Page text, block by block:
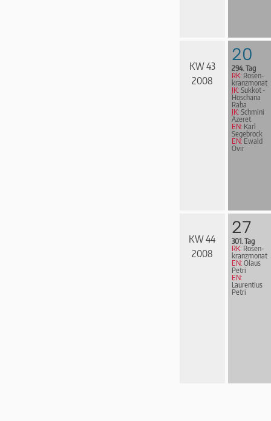
KW 43
2008
20
294. Tag
RK: Rosen­
kranz­mo­nat
JK: Sukkot -
Hoschana
Raba
JK: Schmini
Azeret
EN: Karl
Segebrock
EN: Ewald
Ovir
KW 44
2008
27
301. Tag
RK: Rosen­
kranz­mo­nat
EN: Olaus
Petri
EN:
Laurentius
Petri